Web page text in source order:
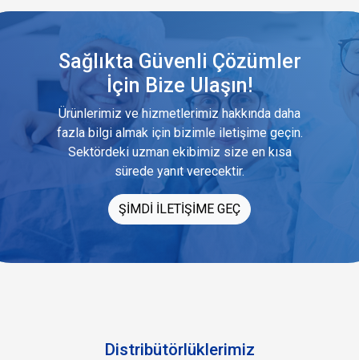
Sağlıkta Güvenli Çözümler
İçin Bize Ulaşın!
Ürünlerimiz ve hizmetlerimiz hakkında daha
fazla bilgi almak için bizimle iletişime geçin.
Sektördeki uzman ekibimiz size en kısa
sürede yanıt verecektir.
ŞİMDİ İLETİŞİME GEÇ
Distribütörlüklerimiz